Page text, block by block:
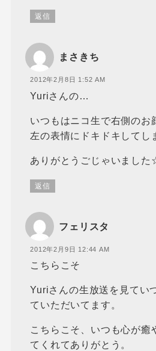
返信
まさきち
2012年2月8日 1:52 AM
Yuriさんの…
いつもはニコ生で右側のお
左の表情にドキドキして
ありがとうごじゃいまし
返信
フェリスタ
2012年2月9日 12:44 AM
こちらこそ
Yuriさんの生放送を見てい
ていただいてます。
こちらこそ、いつも心が癒
てくれてありがとう。